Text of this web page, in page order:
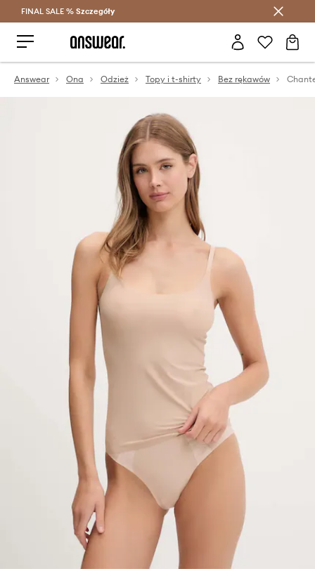
Oszczędzaj z Answear Club >
FINAL SALE % Szczegóły
Answear Ona Odzież Topy i t-shirty Bez rękawów